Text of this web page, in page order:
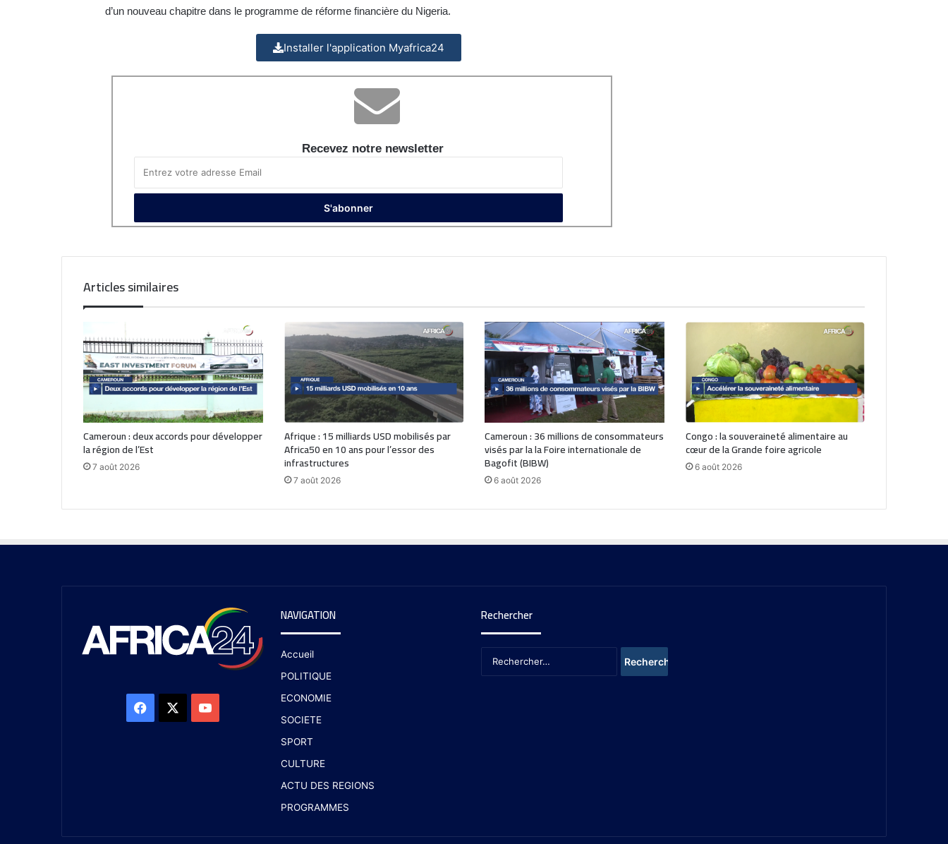
d’un nouveau chapitre dans le programme de réforme financière du Nigeria.
Installer l'application Myafrica24
Recevez notre newsletter
Articles similaires
Cameroun : deux accords pour développer
la région de l’Est
7 août 2026
Afrique : 15 milliards USD mobilisés par
Africa50 en 10 ans pour l’essor des
infrastructures
7 août 2026
Cameroun : 36 millions de consommateurs
visés par la la Foire internationale de
Bagofit (BIBW)
6 août 2026
Congo : la souveraineté alimentaire au
cœur de la Grande foire agricole
6 août 2026
NAVIGATION
Accueil
POLITIQUE
ECONOMIE
SOCIETE
SPORT
CULTURE
ACTU DES REGIONS
PROGRAMMES
Rechercher